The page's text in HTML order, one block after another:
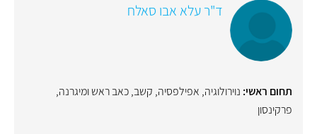
ד"ר עלא אבו סאלח
תחום ראשי: נוירולוגיה, אפילפסיה, קשב,כאב ראש ומיגרנה,
פרקינסון